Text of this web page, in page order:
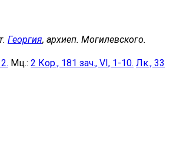
Георгия, архиеп. Могилевского.
Мц.: 2 Кор., 181 зач., VI, 1-10. Лк., 33